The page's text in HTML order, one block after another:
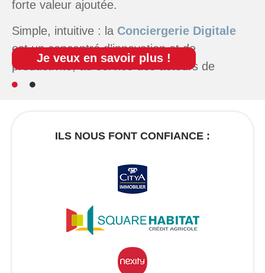
Je veux en savoir plus !
ILS NOUS FONT CONFIANCE :